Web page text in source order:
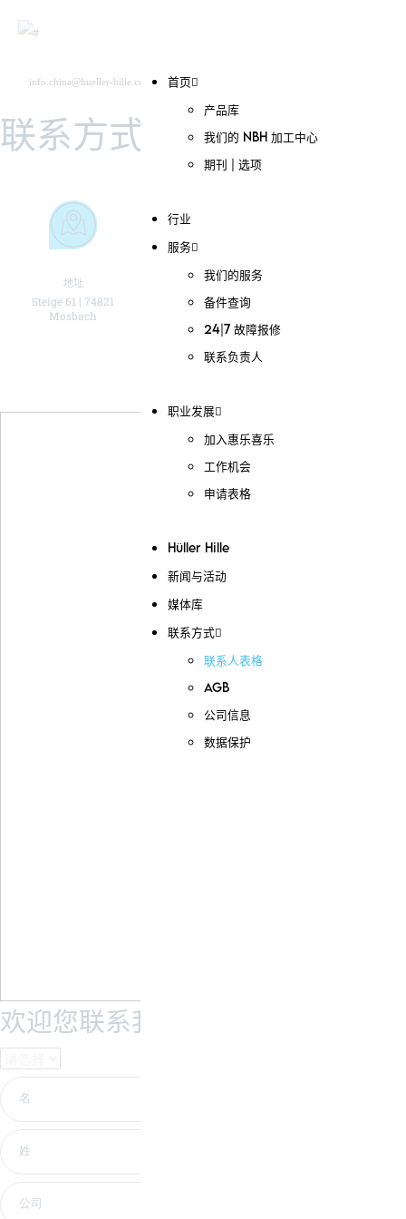
首页
产品库
我们的 NBH 加工中心
期刊 | 选项
行业
服务
我们的服务
备件查询
24|7 故障报修
联系负责人
职业发展
加入惠乐喜乐
工作机会
申请表格
Hüller Hille
新闻与活动
媒体库
联系方式
联系人表格
AGB
公司信息
数据保护
info.china@hueller-hille.com
联系方式
地址
Steige 61 | 74821
Mosbach
电话号码
+49 (0) 6261 66 0
欢迎您联系我们！